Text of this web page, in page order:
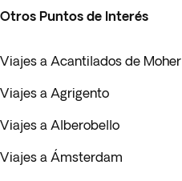
Otros Puntos de Interés
Viajes a Acantilados de Moher
Viajes a Agrigento
Viajes a Alberobello
Viajes a Ámsterdam